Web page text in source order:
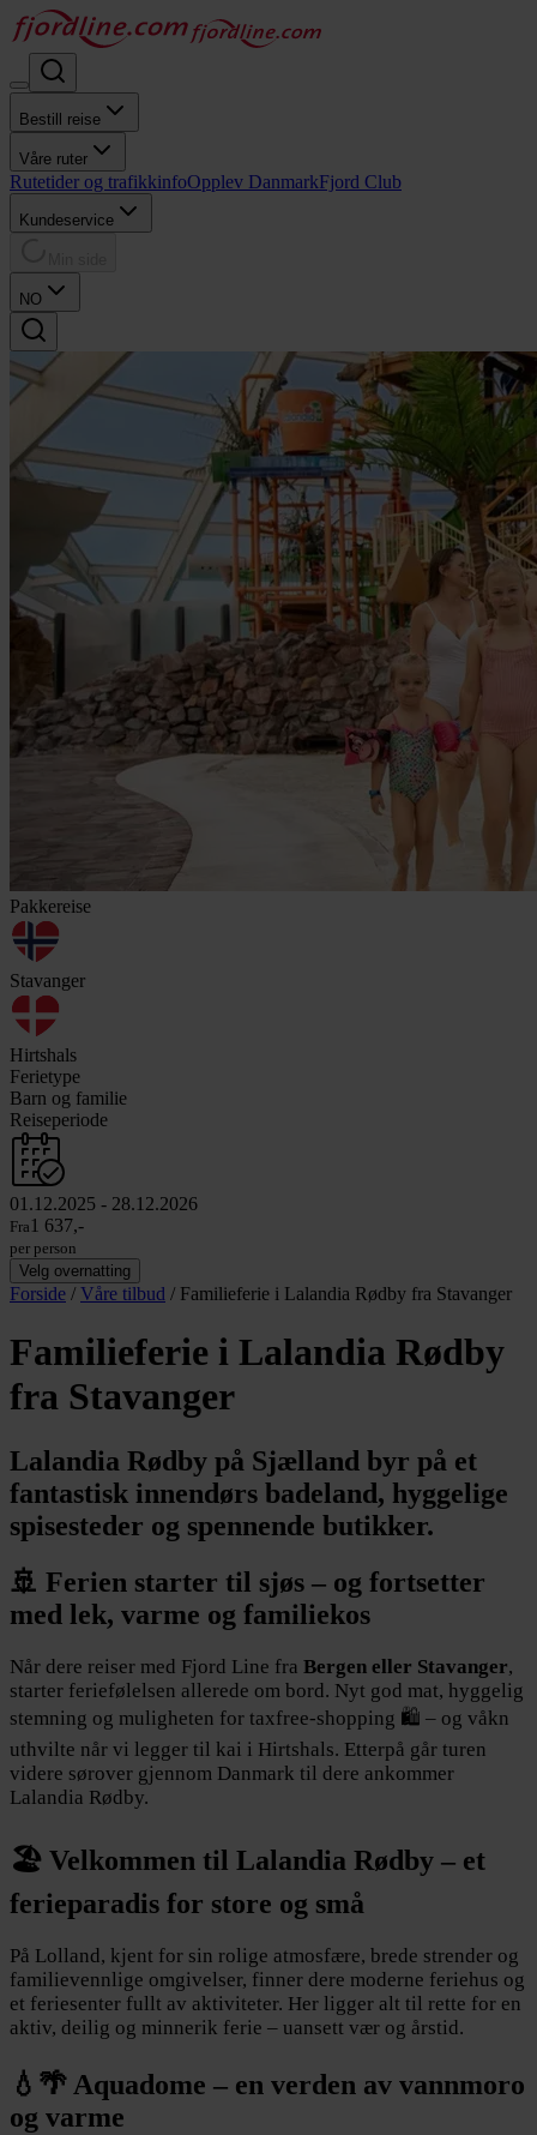
Bestill reise
Våre ruter
Rutetider og trafikkinfoOpplev DanmarkFjord Club
Kundeservice
NO
Pakkereise
Stavanger
Hirtshals
Ferietype
Barn og familie
Reiseperiode
01.12.2025 - 28.12.2026
Fra 1 637,-
per person
Velg overnatting
Forside / Våre tilbud / Familieferie i Lalandia Rødby fra Stavanger
Familieferie i Lalandia Rødby
fra Stavanger
Lalandia Rødby på Sjælland byr på et
fantastisk innendørs badeland, hyggelige
spisesteder og spennende butikker.
🚢 Ferien starter til sjøs – og fortsetter
med lek, varme og familiekos
Når dere reiser med Fjord Line fra Bergen eller Stavanger,
starter feriefølelsen allerede om bord. Nyt god mat, hyggelig
stemning og muligheten for taxfree-shopping 🛍️ – og våkn
uthvilte når vi legger til kai i Hirtshals. Etterpå går turen
videre sørover gjennom Danmark til dere ankommer
Lalandia Rødby.
🏖️ Velkommen til Lalandia Rødby – et
ferieparadis for store og små
På Lolland, kjent for sin rolige atmosfære, brede strender og
familievennlige omgivelser, finner dere moderne feriehus og
et feriesenter fullt av aktiviteter. Her ligger alt til rette for en
aktiv, deilig og minnerik ferie – uansett vær og årstid.
💧🌴 Aquadome – en verden av vannmoro
og varme